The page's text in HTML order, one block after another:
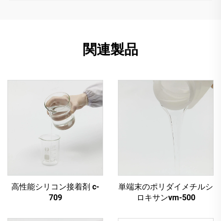
関連製品
高性能シリコン接着剤 c-
709
単端末のポリダイメチルシ
ロキサンvm-500